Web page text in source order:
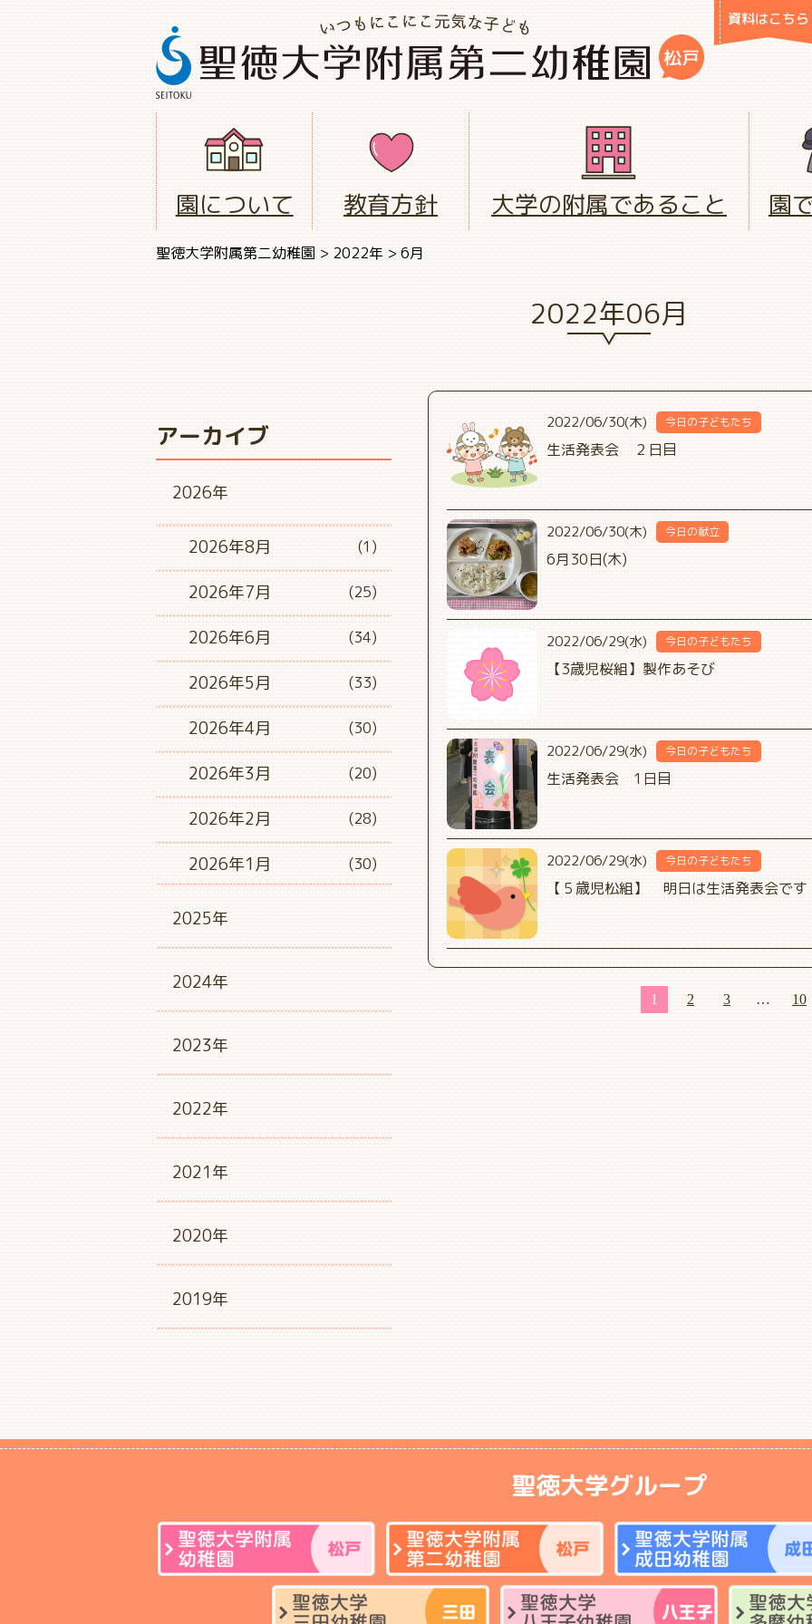
資料はこちら
園について 教育方針 大学の附属であること 園
聖徳大学附属第二幼稚園>2022年>6月
2022年06月
アーカイブ
2026年
2026年8月 (1)
2026年7月 (25)
2026年6月 (34)
2026年5月 (33)
2026年4月 (30)
2026年3月 (20)
2026年2月 (28)
2026年1月 (30)
2025年
2024年
2023年
2022年
2021年
2020年
2019年
2022/06/30(木) 今日の子どもたち
生活発表会 ２日目
2022/06/30(木) 今日の献立
6月30日(木)
2022/06/29(水) 今日の子どもたち
【3歳児桜組】製作あそび
2022/06/29(水) 今日の子どもたち
生活発表会 1日目
2022/06/29(水) 今日の子どもたち
【５歳児松組】 明日は生活発表会です
1 2 3 … 10
聖徳大学グループ